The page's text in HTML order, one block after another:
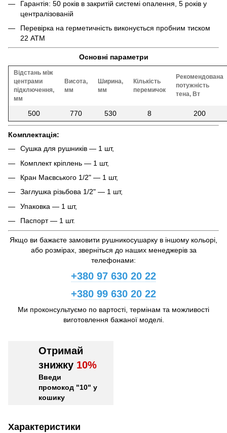
Гарантія: 50 років в закритій системі опалення, 5 років у
централізованій
Перевірка на герметичність виконується пробним тиском
22 АТМ
Основні параметри
Відстань між
центрами
підключення,
мм
Висота,
мм
Ширина,
мм
Кількість
перемичок
Рекомендована
потужність
тена, Вт
500 770 530 8 200
Комплектація:
Сушка для рушників — 1 шт,
Комплект кріплень — 1 шт,
Кран Маєвського 1/2" — 1 шт,
Заглушка різьбова 1/2" — 1 шт,
Упаковка — 1 шт,
Паспорт — 1 шт.
Якщо ви бажаєте замовити рушникосушарку в іншому кольорі,
або розмірах, зверніться до наших менеджерів за
телефонами:
+380 97 630 20 22
+380 99 630 20 22
Ми проконсультуємо по вартості, термінам та можливості
виготовлення бажаної моделі.
Отримай
знижку 10%
Введи
промокод "10" у
кошику
Характеристики